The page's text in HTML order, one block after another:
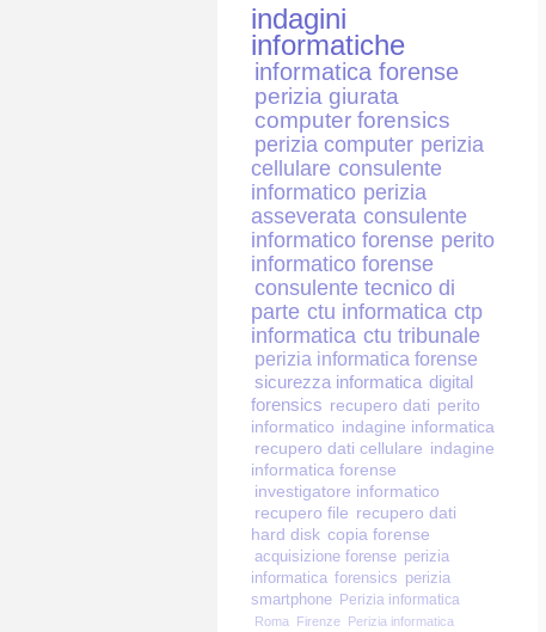
indagini
informatiche
informatica forense
perizia giurata
computer forensics
perizia computer perizia
cellulare consulente
informatico perizia
asseverata consulente
informatico forense perito
informatico forense
consulente tecnico di
parte ctu informatica ctp
informatica ctu tribunale
perizia informatica forense
sicurezza informatica digital
forensics recupero dati perito
informatico indagine informatica
recupero dati cellulare indagine
informatica forense
investigatore informatico
recupero file recupero dati
hard disk copia forense
acquisizione forense perizia
informatica forensics perizia
smartphone Perizia informatica
Roma Firenze Perizia informatica